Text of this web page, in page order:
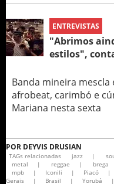
ENTREVISTAS
"Abrimos
estilos",
Banda mineira mescla
afrobeat, carimbó e
Mariana nesta sexta
POR DEYVIS DRUSIAN
TAGs relacionadas jazz |
metal
| reggae | brega
mpb
| Iconili | Piacó |
Gerais
| Brasil | Yorubá |